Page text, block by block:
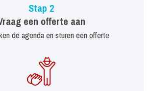
Stap 2
een offerte aan
de agenda en sturen een offerte